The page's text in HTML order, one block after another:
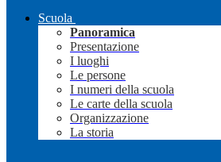
Scuola
Panoramica
Presentazione
I luoghi
Le persone
I numeri della scuola
Le carte della scuola
Organizzazione
La storia